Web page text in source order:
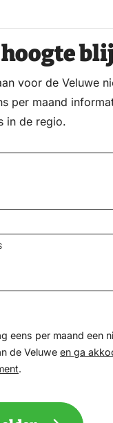
hoogte
voor de Veluwe
per maand
in de regio.
eens per maand een
de Veluwe en ga
.